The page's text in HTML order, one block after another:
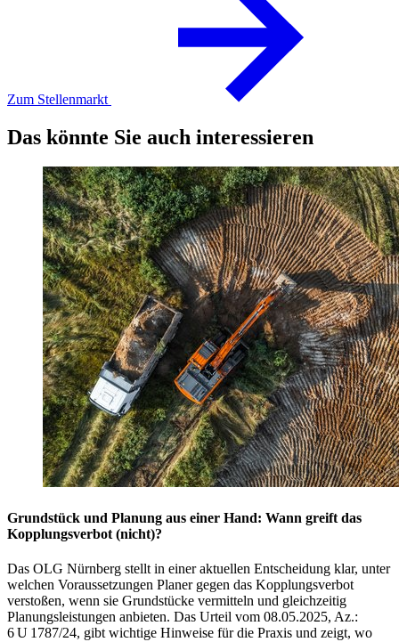
Zum Stellenmarkt
Das könnte Sie auch interessieren
Grundstück und Planung aus einer Hand: Wann greift das
Kopplungsverbot (nicht)?
Das OLG Nürnberg stellt in einer aktuellen Entscheidung klar, unter
welchen Voraussetzungen Planer gegen das Kopplungsverbot
verstoßen, wenn sie Grundstücke vermitteln und gleichzeitig
Planungsleistungen anbieten. Das Urteil vom 08.05.2025, Az.:
6 U 1787/24, gibt wichtige Hinweise für die Praxis und zeigt, wo